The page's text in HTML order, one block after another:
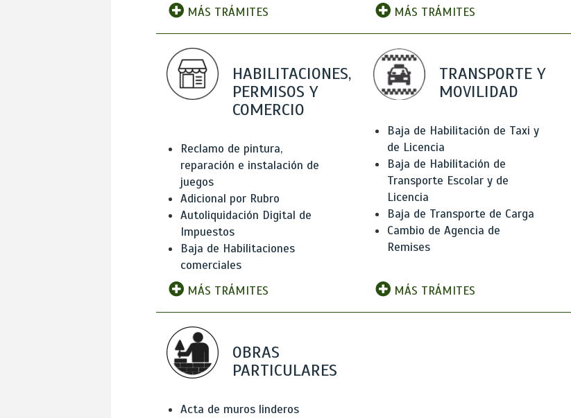
MÁS TRÁMITES
MÁS TRÁMITES
HABILITACIONES,
PERMISOS Y
COMERCIO
Reclamo de pintura,
reparación e instalación de
juegos
Adicional por Rubro
Autoliquidación Digital de
Impuestos
Baja de Habilitaciones
comerciales
MÁS TRÁMITES
TRANSPORTE Y
MOVILIDAD
Baja de Habilitación de Taxi y
de Licencia
Baja de Habilitación de
Transporte Escolar y de
Licencia
Baja de Transporte de Carga
Cambio de Agencia de
Remises
MÁS TRÁMITES
OBRAS
PARTICULARES
Acta de muros linderos